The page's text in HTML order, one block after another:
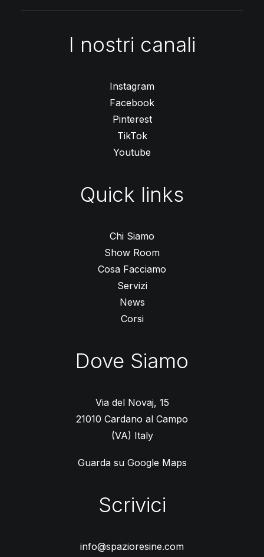
I nostri canali
Instagram
Facebook
Pinterest
TikTok
Youtube
Quick links
Chi Siamo
Show Room
Cosa Facciamo
Servizi
News
Corsi
Dove Siamo
Via del Novaj, 15
21010 Cardano al Campo
(VA) Italy
Guarda su Google Maps
Scrivici
info@spazioresine.com